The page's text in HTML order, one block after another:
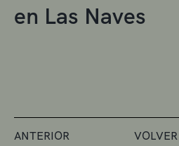
en Las Naves
ANTERIOR VOLVER